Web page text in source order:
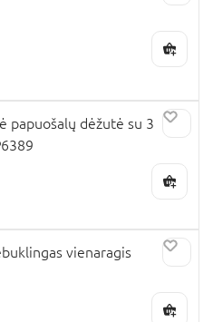
papuošalų dėžutė su 3
vienaragis